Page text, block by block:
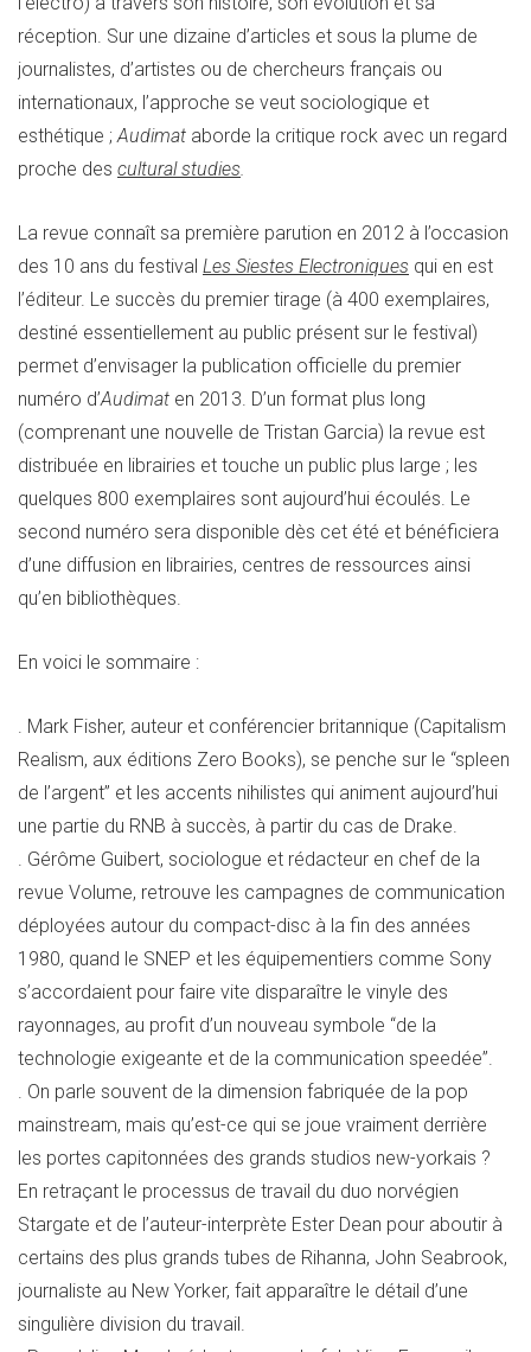
réception. Sur une dizaine d’articles et sous la plume de
journalistes, d’artistes ou de chercheurs français ou
internationaux, l’approche se veut sociologique et
esthétique ; Audimat aborde la critique rock avec un regard
proche des cultural studies
La revue connaît sa première parution en 2012 à l’occasion
des 10 ans du festival Les Siestes Electroniques qui en est
l’éditeur. Le succès du premier tirage (à 400 exemplaires,
destiné essentiellement au public présent sur le festival)
permet d’envisager la publication officielle du premier
numéro d’Audimat en 2013. D’un format plus long
(comprenant une nouvelle de Tristan Garcia) la revue est
distribuée en librairies et touche un public plus large ; les
quelques 800 exemplaires sont aujourd’hui écoulés. Le
second numéro sera disponible dès cet été et bénéficiera
d’une diffusion en librairies, centres de ressources ainsi
qu’en bibliothèques.
En voici le sommaire :
. Mark Fisher, auteur et conférencier britannique (Capitalism
Realism, aux éditions Zero Books), se penche sur le “spleen
de l’argent” et les accents nihilistes qui animent aujourd’hui
une partie du RNB à succès, à partir du cas de Drake.
. Gérôme Guibert, sociologue et rédacteur en chef de la
revue Volume, retrouve les campagnes de communication
déployées autour du compact-disc à la fin des années
1980, quand le SNEP et les équipementiers comme Sony
s’accordaient pour faire vite disparaître le vinyle des
rayonnages, au profit d’un nouveau symbole “de la
technologie exigeante et de la communication speedée”.
. On parle souvent de la dimension fabriquée de la pop
mainstream, mais qu’est-ce qui se joue vraiment derrière
les portes capitonnées des grands studios new-yorkais ?
En retraçant le processus de travail du duo norvégien
Stargate et de l’auteur-interprète Ester Dean pour aboutir à
certains des plus grands tubes de Rihanna, John Seabrook,
journaliste au New Yorker, fait apparaître le détail d’une
singulière division du travail.